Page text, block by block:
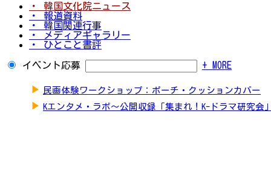
・ 韓国文化院ニュース
・ 報道資料
・ 韓国関連行事
・ メディアギャラリー
・ ひとこと書評
イベント応募 + MORE
▶ 民画体験ワークショップ：ポーチ・クッションカバー
▶ Kエンタメ・ラボ～公開収録「集まれ！K-ドラマ研究会